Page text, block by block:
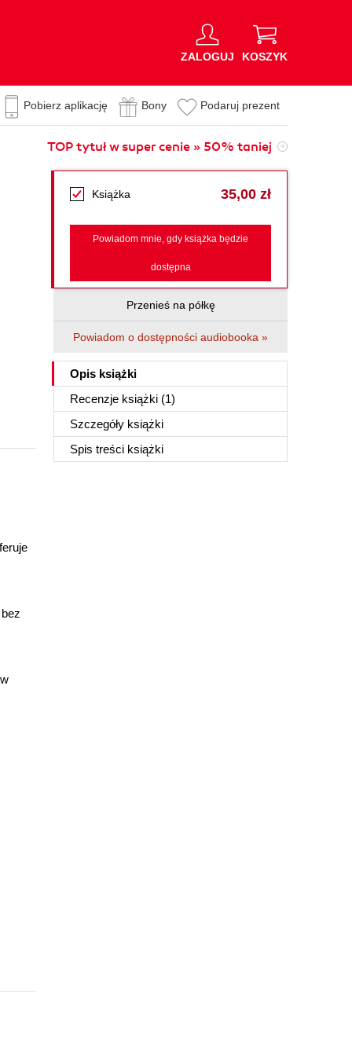
ZALOGUJ KOSZYK
Pobierz aplikację Bony Podaruj prezent
TOP tytuł w super cenie » 50% taniej
Książka 35,00 zł
Powiadom mnie, gdy książka będzie
dostępna
Przenieś na półkę
Powiadom o dostępności audiobooka »
Opis książki
Recenzje książki (1)
Szczegóły książki
Spis treści książki